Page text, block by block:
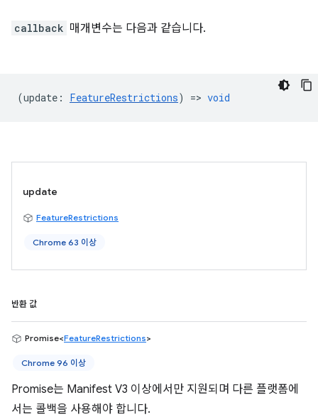
callback 매개변수는 다음과 같습니다.
(update : FeatureRestrictions) => void
update
FeatureRestrictions
Chrome 63 이상
반환 값
Promise<FeatureRestrictions>
Chrome 96 이상
Promise는 Manifest V3 이상에서만 지원되며 다른 플랫폼에
서는 콜백을 사용해야 합니다.